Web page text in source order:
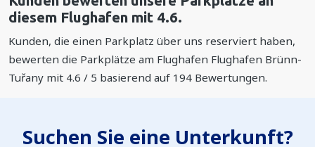
diesem Flughafen mit 4.6.
Kunden, die einen Parkplatz über uns reserviert haben,
bewerten die Parkplätze am Flughafen Flughafen Brünn-
Tuřany mit 4.6 / 5 basierend auf 194 Bewertungen.
Suchen Sie eine Unterkunft?